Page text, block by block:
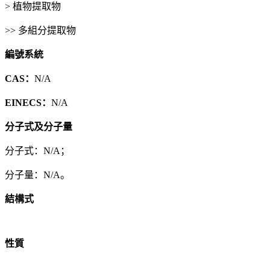
> 植物提取物
>> 多組分提取物
編號系統
CAS： N/A
EINECS： N/A
分子式及分子量
分子式：N/A；
分子量：N/A。
結構式
性質